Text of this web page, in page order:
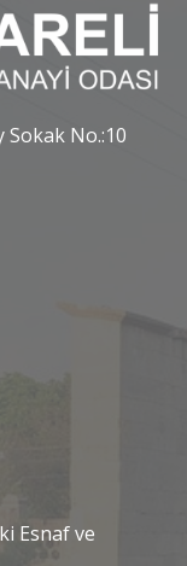
No.:10
Esnaf ve